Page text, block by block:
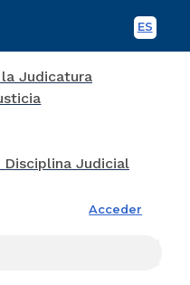
ES
Acceder